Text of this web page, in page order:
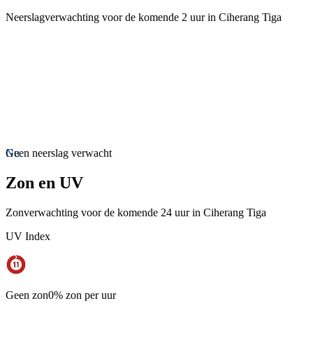
Neerslagverwachting voor de komende 2 uur in Ciherang Tiga
Nu
Geen neerslag verwacht
Zon en UV
Zonverwachting voor de komende 24 uur in Ciherang Tiga
UV Index
Geen zon0% zon per uur